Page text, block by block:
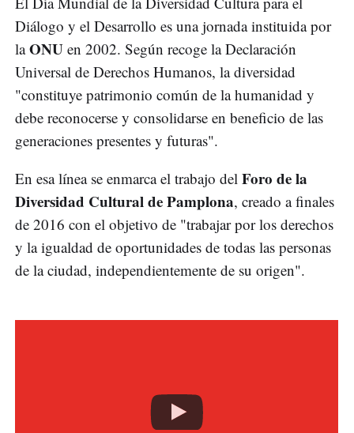
Diálogo y el Desarrollo es una jornada instituida por
laONU en 2002. Según recoge la Declaración
Universal de Derechos Humanos, la diversidad
"constituye patrimonio común de la humanidad y
debe reconocerse y consolidarse en beneficio de las
generaciones presentes y futuras".
En esa línea se enmarca el trabajo del Foro de la
Diversidad Cultural de Pamplona, creado a finales
de 2016 con el objetivo de "trabajar por los derechos
y la igualdad de oportunidades de todas las personas
de la ciudad, independientemente de su origen".